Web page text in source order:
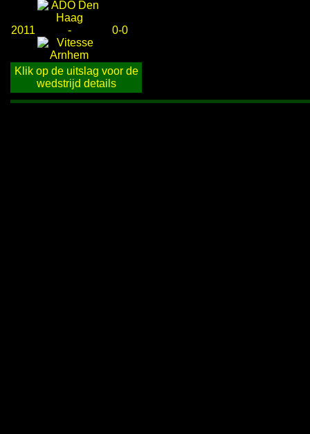
2011 - 0-0
Klik op de uitslag voor de
wedstrijd details